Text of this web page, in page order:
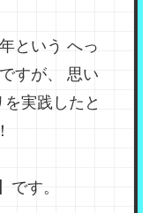
という へっ
すが、
思い
実践したと
です。